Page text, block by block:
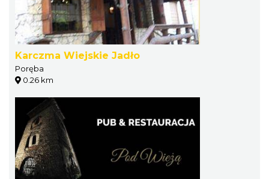
Karczma Wiejskie Jadło
Poręba
0.26 km